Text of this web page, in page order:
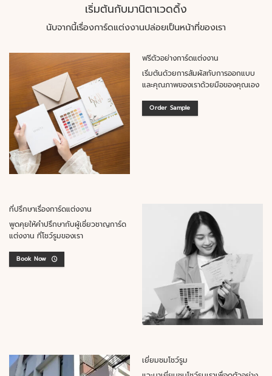
เริ่มต้นกับมานิตาเวดดิ้ง
นับจากนี้เรื่องการ์ดแต่งงานปล่อยเป็นหน้าที่ของเรา
ฟรีตัวอย่างการ์ดแต่งงาน
เริ่มต้นด้วยการสัมผัสกับการออกแบบ
และคุณภาพของเราด้วยมือของคุณเอง
Order Sample
ที่ปรึกษาเรื่องการ์ดแต่งงาน
พูดคุยให้คำปรึกษากับผู้เชี่ยวชาญการ์ด
แต่งงาน ที่โชว์รูมของเรา
Book Now
เยี่ยมชมโชว์รูม